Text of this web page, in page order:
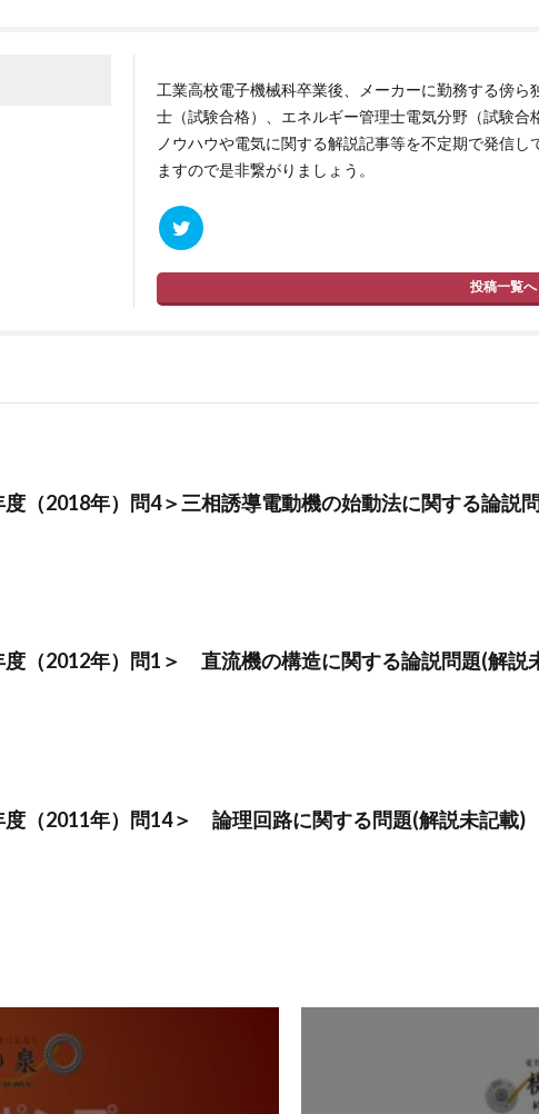
工業高校電子機械科卒業後、メーカーに勤務する傍
士（試験合格）、エネルギー管理士電気分野（試験
ノウハウや電気に関する解説記事等を不定期で発信
ますので是非繋がりましょう。
投稿一覧へ
度（2018年）問4＞三相誘導電動機の始動法に関する論説
度（2012年）問1＞ 直流機の構造に関する論説問題(解説
度（2011年）問14＞ 論理回路に関する問題(解説未記載)